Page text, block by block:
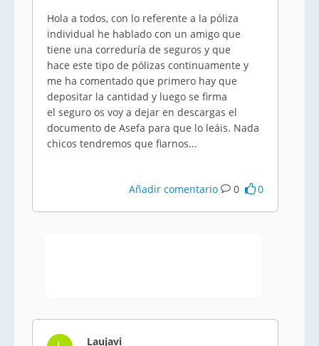
Hola a todos, con lo referente a la póliza
individual he hablado con un amigo que
tiene una correduría de seguros y que
hace este tipo de pólizas continuamente y
me ha comentado que primero hay que
depositar la cantidad y luego se firma
el seguro os voy a dejar en descargas el
documento de Asefa para que lo leáis. Nada
chicos tendremos que fiarnos...
Añadir comentario 0 0
Laujavi